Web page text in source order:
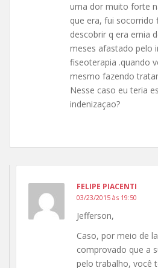
uma dor muito forte
que era, fui socorrido
descobrir q era ernia
meses afastado pelo
fiseoterapia .quando
mesmo fazendo
Nesse caso eu teria
indenizaçao?
FELIPE PIACENTI
03/23/2015 às 19:50
Jefferson,
Caso, por meio de
comprovado que a
pelo trabalho, você